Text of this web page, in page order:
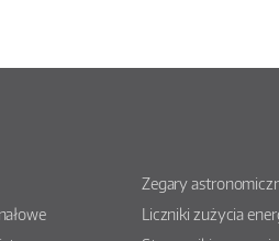
Zegary
Liczniki zużycia